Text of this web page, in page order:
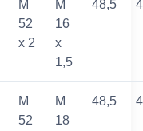
M
52
x 2
M
16
x
1,5
48,5
M
52
M
18
48,5